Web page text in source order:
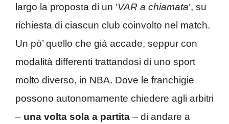
largo la proposta di un ‘VAR a chiamata‘, su
richiesta di ciascun club coinvolto nel match.
Un pò’ quello che già accade, seppur con
modalità differenti trattandosi di uno sport
molto diverso, in NBA. Dove le franchigie
possono autonomamente chiedere agli arbitri
– una volta sola a partita – di andare a